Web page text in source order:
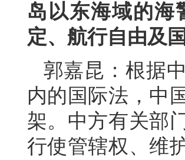
岛以东海域的海
定、航行自由及
郭嘉昆：根据
内的国际法，中
架。中方有关部
行使管辖权、维